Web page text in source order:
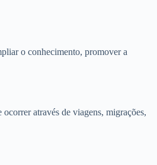
o conhecimento, promover a
através de viagens, migrações,